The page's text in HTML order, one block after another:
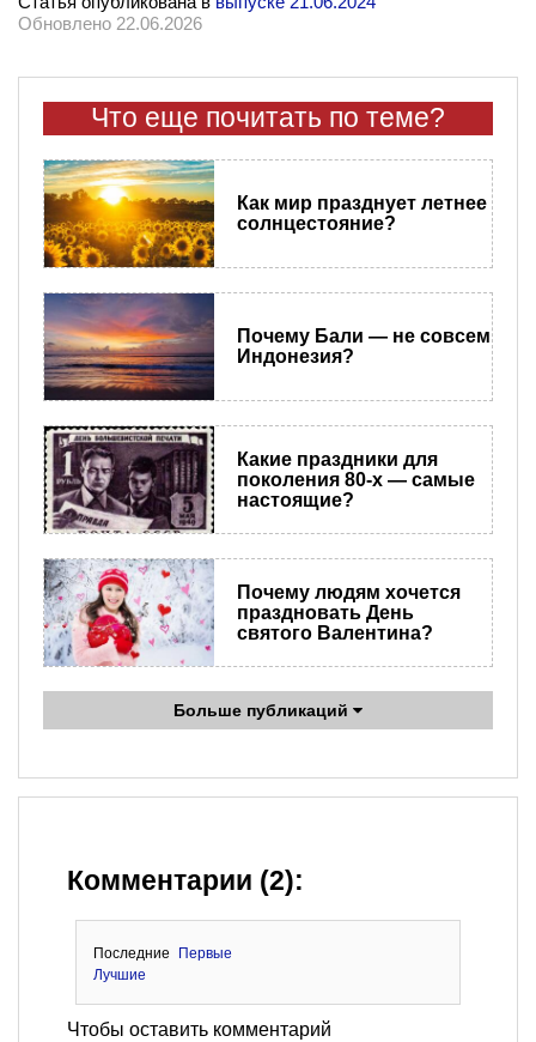
Обновлено 22.06.2026
Что еще почитать по теме?
Как мир празднует летнее
солнцестояние?
Почему Бали — не совсем
Индонезия?
Какие праздники для
поколения 80-х — самые
настоящие?
Почему людям хочется
праздновать День
святого Валентина?
Больше публикаций
Комментарии (2):
Последние
Первые
Лучшие
Чтобы оставить комментарий